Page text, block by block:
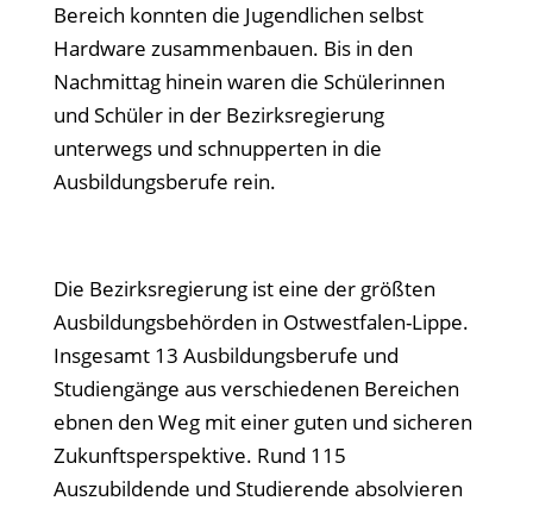
Bereich konnten die Jugendlichen selbst
Hardware zusammenbauen. Bis in den
Nachmittag hinein waren die Schülerinnen
und Schüler in der Bezirksregierung
unterwegs und schnupperten in die
Ausbildungsberufe rein.
Die Bezirksregierung ist eine der größten
Ausbildungsbehörden in Ostwestfalen-Lippe.
Insgesamt 13 Ausbildungsberufe und
Studiengänge aus verschiedenen Bereichen
ebnen den Weg mit einer guten und sicheren
Zukunftsperspektive. Rund 115
Auszubildende und Studierende absolvieren